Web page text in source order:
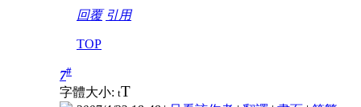
回覆 引用
TOP
7#
字體大小: tT